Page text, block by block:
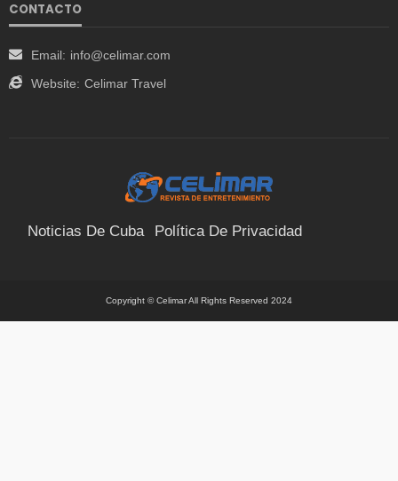
CONTACTO
Email: info@celimar.com
Website: Celimar Travel
Noticias De Cuba Política De Privacidad
Copyright © Celimar All Rights Reserved 2024